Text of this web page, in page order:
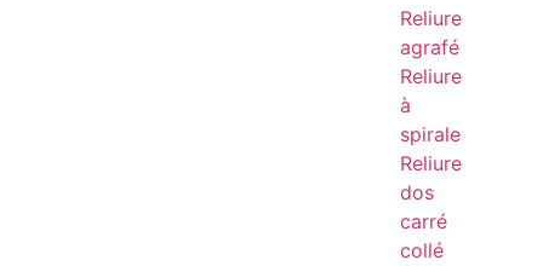
Reliure
agrafé
Reliure
à
spirale
Reliure
dos
carré
collé